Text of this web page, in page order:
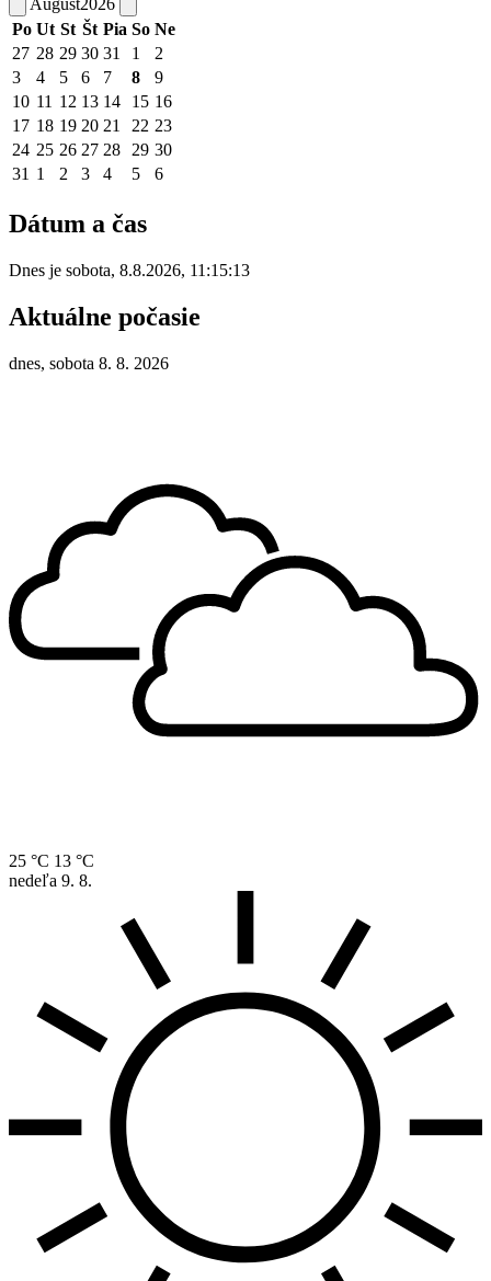
August2026
Po Ut St Št Pia So Ne
27 28 29 30 31 1
2
3
4 5 6 7 8
9
10 11 12 13 14 15 16
17 18 19 20 21 22 23
24 25 26 27 28 29 30
31 1 2 3 4 5 6
Dátum a čas
Dnes je sobota, 8.8.2026, 11:15:13
Aktuálne počasie
dnes, sobota 8. 8. 2026
25 °C 13 °C
nedeľa 9. 8.